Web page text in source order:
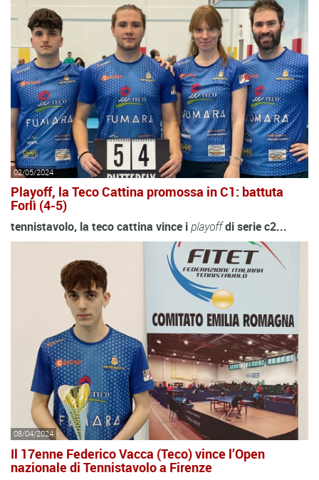
02/05/2024
Playoff, la Teco Cattina promossa in C1: battuta
Forlì (4-5)
tennistavolo, la teco cattina vince iplayoffdi serie c2...
08/04/2024
Il 17enne Federico Vacca (Teco) vince l’Open
nazionale di Tennistavolo a Firenze